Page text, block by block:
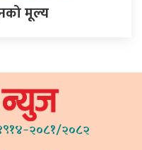
मूल्य
२०८१/२०८२